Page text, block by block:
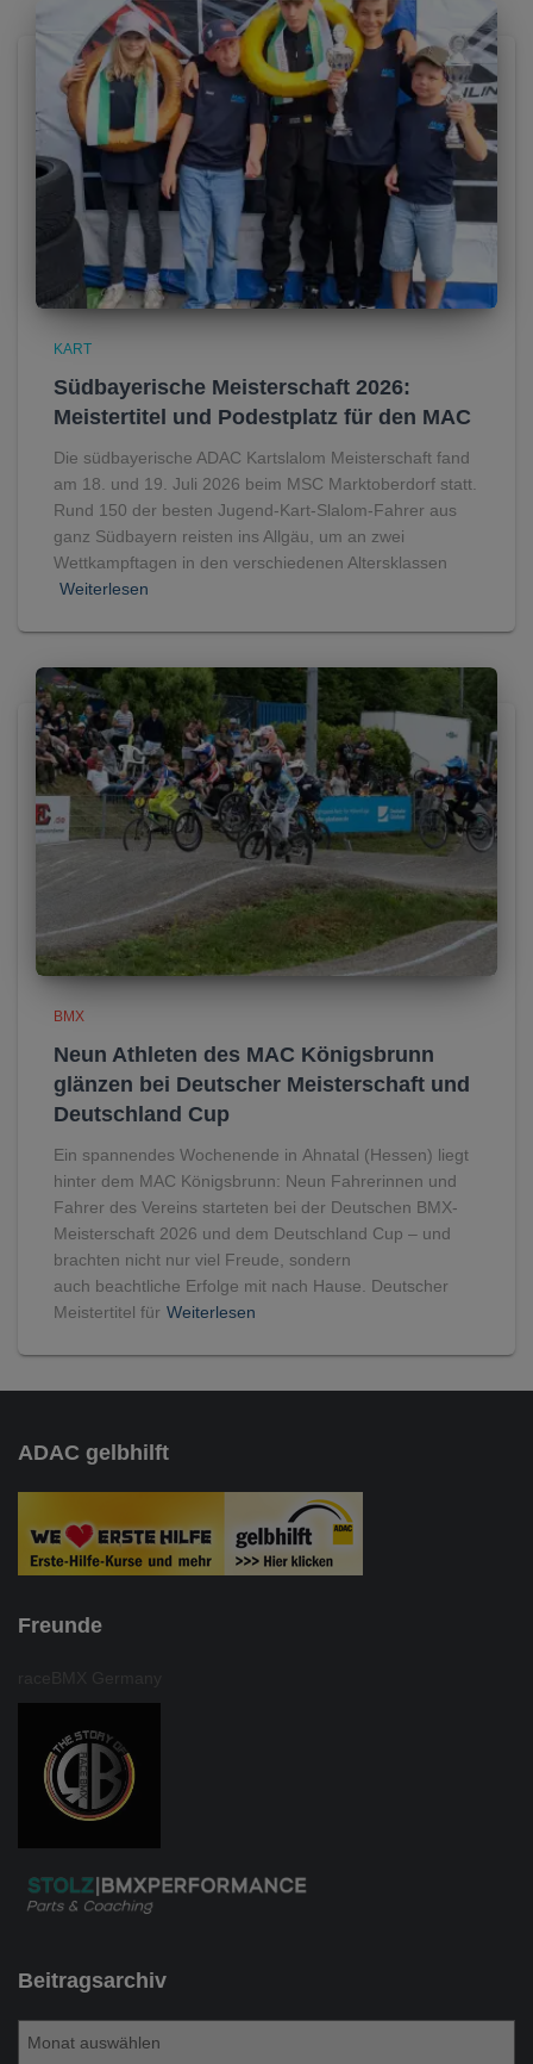
KART
Südbayerische Meisterschaft 2026:
Meistertitel und Podestplatz für den MAC
Die südbayerische ADAC Kartslalom Meisterschaft fand
am 18. und 19. Juli 2026 beim MSC Marktoberdorf statt.
Rund 150 der besten Jugend-Kart-Slalom-Fahrer aus
ganz Südbayern reisten ins Allgäu, um an zwei
Wettkampftagen in den verschiedenen Altersklassen
Weiterlesen
BMX
Neun Athleten des MAC Königsbrunn
glänzen bei Deutscher Meisterschaft und
Deutschland Cup
Ein spannendes Wochenende in Ahnatal (Hessen) liegt
hinter dem MAC Königsbrunn: Neun Fahrerinnen und
Fahrer des Vereins starteten bei der Deutschen BMX-
Meisterschaft 2026 und dem Deutschland Cup – und
brachten nicht nur viel Freude, sondern
auch beachtliche Erfolge mit nach Hause. Deutscher
Meistertitel für Weiterlesen
ADAC gelbhilft
Freunde
Beitragsarchiv